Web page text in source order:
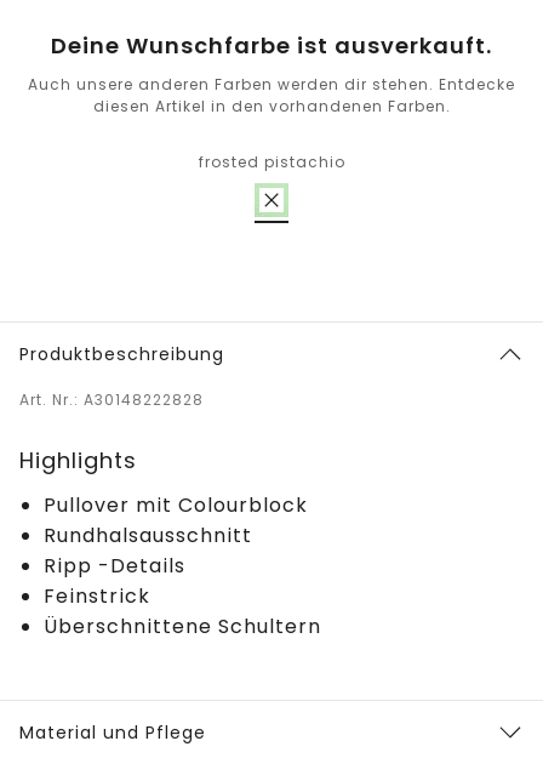
Deine Wunschfarbe ist ausverkauft.
Auch unsere anderen Farben werden dir stehen. Entdecke
diesen Artikel in den vorhandenen Farben.
frosted pistachio
Produktbeschreibung
Art. Nr.: A30148222828
Highlights
Pullover mit Colourblock
Rundhalsausschnitt
Ripp -Details
Feinstrick
Überschnittene Schultern
Material und Pflege